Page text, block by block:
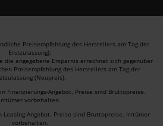
Preisempfehlung des Herstellers am Tag der
Erstzulassung).
angegebene Ersparnis errechnet sich gegenüber
Preisempfehlung des Herstellers am Tag der
(Neupreis).
Finanzierungs-Angebot. Preise sind Bruttopreise.
Irrtümer vorbehalten.
Angebot. Preise sind Bruttopreise. Irrtümer
vorbehalten.